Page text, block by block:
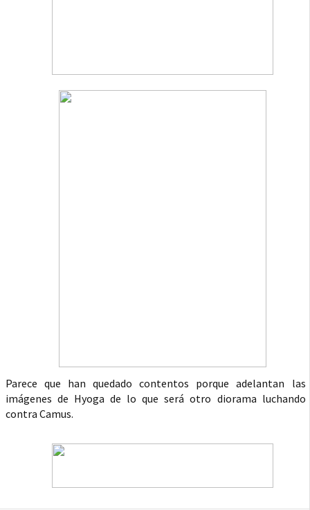
Parece que han quedado contentos porque adelantan las
imágenes de Hyoga de lo que será otro diorama luchando
contra Camus.